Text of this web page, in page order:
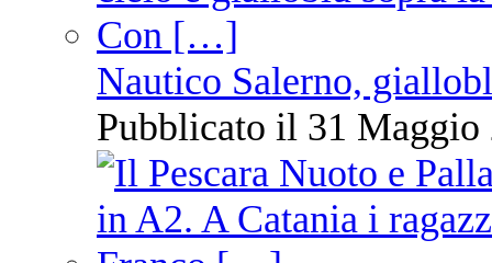
Nautico Salerno,
Pubblicato il 31 Maggio